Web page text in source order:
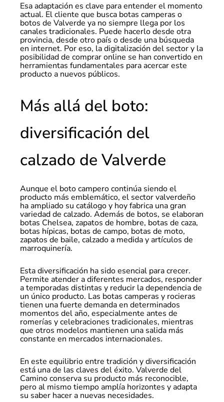
Esa adaptación es clave para entender el momento
actual. El cliente que busca botas camperas o
botos de Valverde ya no siempre llega por los
canales tradicionales. Puede hacerlo desde otra
provincia, desde otro país o desde una búsqueda
en internet. Por eso, la digitalización del sector y la
posibilidad de comprar online se han convertido en
herramientas fundamentales para acercar este
producto a nuevos públicos.
Más allá del boto:
diversificación del
calzado de Valverde
Aunque el boto campero continúa siendo el
producto más emblemático, el sector valverdeño
ha ampliado su catálogo y hoy fabrica una gran
variedad de calzado. Además de botos, se elaboran
botas Chelsea, zapatos de hombre, botas de caza,
botas hípicas, botas de campo, botas de moto,
zapatos de baile, calzado a medida y artículos de
marroquinería.
Esta diversificación ha sido esencial para crecer.
Permite atender a diferentes mercados, responder
a temporadas distintas y reducir la dependencia de
un único producto. Las botas camperas y rocieras
tienen una fuerte demanda en determinados
momentos del año, especialmente antes de
romerías y celebraciones tradicionales, mientras
que otros modelos mantienen una salida más
constante en mercados internacionales.
En este equilibrio entre tradición y diversificación
está una de las claves del éxito. Valverde del
Camino conserva su producto más reconocible,
pero al mismo tiempo amplía horizontes y adapta
su saber hacer a nuevas necesidades.